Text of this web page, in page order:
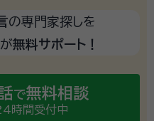
の専門家探しを
無料サポート！
で無料相談
時間受付中